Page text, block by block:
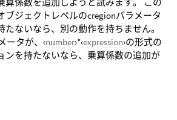
ブジェクトレベルのcregionパラメータ
たないなら、別の動作を持ちません。
ータが、‹number›*‹expression›の形式の
ンを持たないなら、乗算係数の追加が